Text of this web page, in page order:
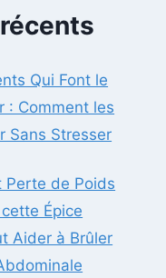
Qui Font le
: Comment les
Sans Stresser
Perte de Poids
Épice
Aider à Brûler